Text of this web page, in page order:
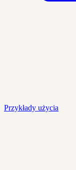
Przykłady użycia